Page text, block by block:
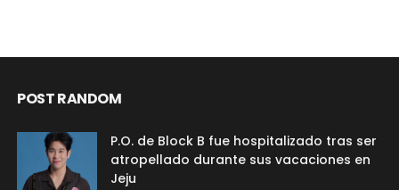
POST RANDOM
P.O. de Block B fue hospitalizado tras ser
atropellado durante sus vacaciones en
Jeju